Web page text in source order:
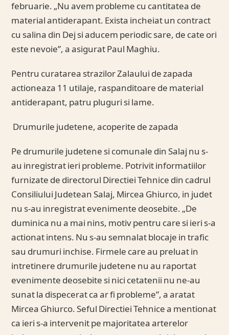
februarie. „Nu avem probleme cu cantitatea de
material antiderapant. Exista incheiat un contract
cu salina din Dej si aducem periodic sare, de cate ori
este nevoie”, a asigurat Paul Maghiu.
Pentru curatarea strazilor Zalaului de zapada
actioneaza 11 utilaje, raspanditoare de material
antiderapant, patru pluguri si lame.
Drumurile judetene, acoperite de zapada
Pe drumurile judetene si comunale din Salaj nu s-
au inregistrat ieri probleme. Potrivit informatiilor
furnizate de directorul Directiei Tehnice din cadrul
Consiliului Judetean Salaj, Mircea Ghiurco, in judet
nu s-au inregistrat evenimente deosebite. „De
duminica nu a mai nins, motiv pentru care si ieri s-a
actionat intens. Nu s-au semnalat blocaje in trafic
sau drumuri inchise. Firmele care au preluat in
intretinere drumurile judetene nu au raportat
evenimente deosebite si nici cetatenii nu ne-au
sunat la dispecerat ca ar fi probleme”, a aratat
Mircea Ghiurco. Seful Directiei Tehnice a mentionat
ca ieri s-a intervenit pe majoritatea arterelor